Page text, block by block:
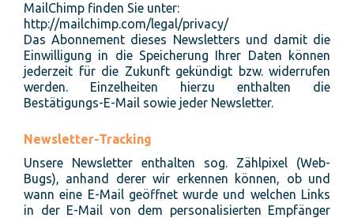
MailChimp finden Sie unter:
http://mailchimp.com/legal/privacy/
Das Abonnement dieses Newsletters und damit die
Einwilligung in die Speicherung Ihrer Daten können
jederzeit für die Zukunft gekündigt bzw. widerrufen
werden. Einzelheiten hierzu enthalten die
Bestätigungs-E-Mail sowie jeder Newsletter.
Newsletter-Tracking
Unsere Newsletter enthalten sog. Zählpixel (Web-
Bugs), anhand derer wir erkennen können, ob und
wann eine E-Mail geöffnet wurde und welchen Links
in der E-Mail von dem personalisierten Empfänger